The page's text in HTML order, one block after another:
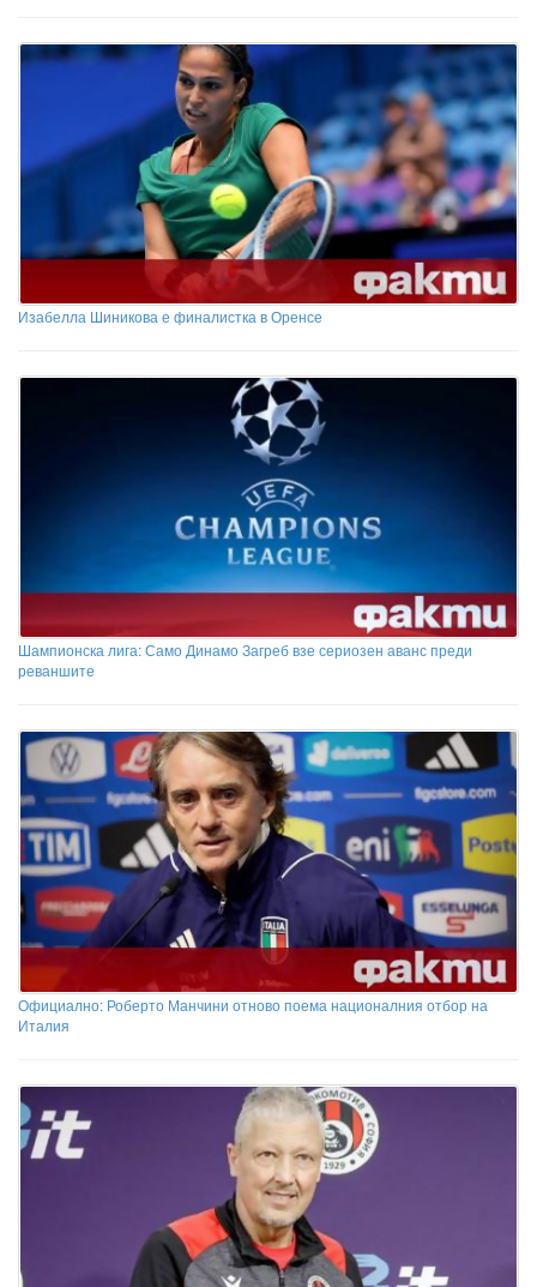
Изабелла Шиникова е финалистка в Оренсе
Шампионска лига: Само Динамо Загреб взе сериозен аванс преди
реваншите
Официално: Роберто Манчини отново поема националния отбор на
Италия